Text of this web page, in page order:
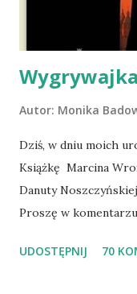
się ustabilizować
zaczęliśmy się
Dopier...
Wygrywajka
Autor: Monika
Dziś, w dniu moich
Książkę Marcina
Danuty
Proszę w
Losowanie odbędzie
UDOSTĘPNIJ 70